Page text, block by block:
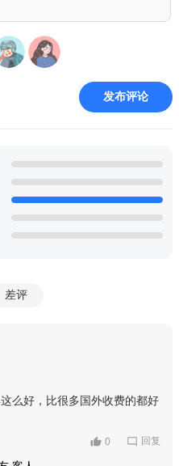
首页点击左上方头像按钮，点
发布评论
差评
么好，比很多国外收费的都好
0 回复